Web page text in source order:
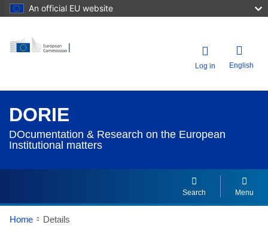
An official EU website
Log in English
DORIE
DOcumentation & Research on the European
Institutional matters
Search Menu
Home Details